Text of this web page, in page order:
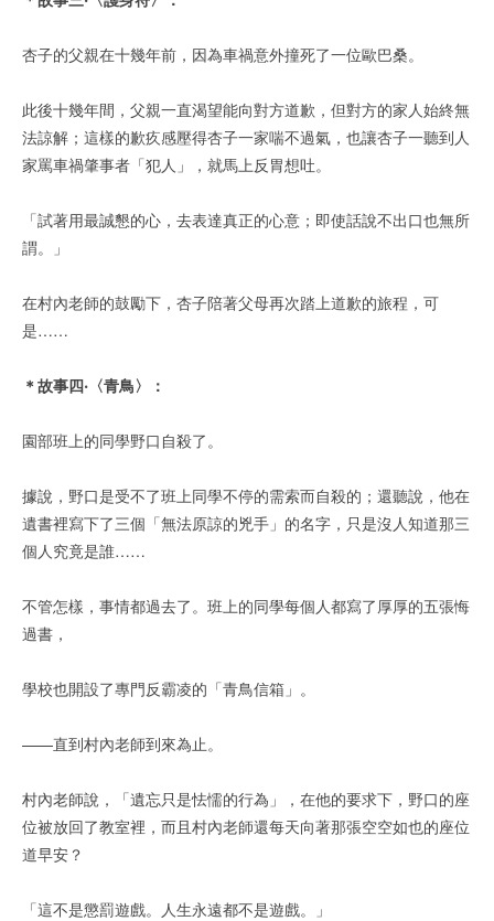
杏子的父親在十幾年前，因為車禍意外撞死了一位歐巴桑。
此後十幾年間，父親一直渴望能向對方道歉，但對方的家人始終無
法諒解；這樣的歉疚感壓得杏子一家喘不過氣，也讓杏子一聽到人
家罵車禍肇事者「犯人」，就馬上反胃想吐。
「試著用最誠懇的心，去表達真正的心意；即使話說不出口也無所
謂。」
在村內老師的鼓勵下，杏子陪著父母再次踏上道歉的旅程，可
是……
＊故事四‧〈青鳥〉：
園部班上的同學野口自殺了。
據說，野口是受不了班上同學不停的需索而自殺的；還聽說，他在
遺書裡寫下了三個「無法原諒的兇手」的名字，只是沒人知道那三
個人究竟是誰……
不管怎樣，事情都過去了。班上的同學每個人都寫了厚厚的五張悔
過書，
學校也開設了專門反霸凌的「青鳥信箱」。
——直到村內老師到來為止。
村內老師說，「遺忘只是怯懦的行為」，在他的要求下，野口的座
位被放回了教室裡，而且村內老師還每天向著那張空空如也的座位
道早安？
「這不是懲罰遊戲。人生永遠都不是遊戲。」